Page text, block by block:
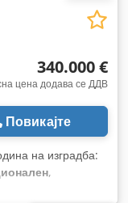
340.000 €
цена додава се ДДВ
Повикајте
на изградба:
,